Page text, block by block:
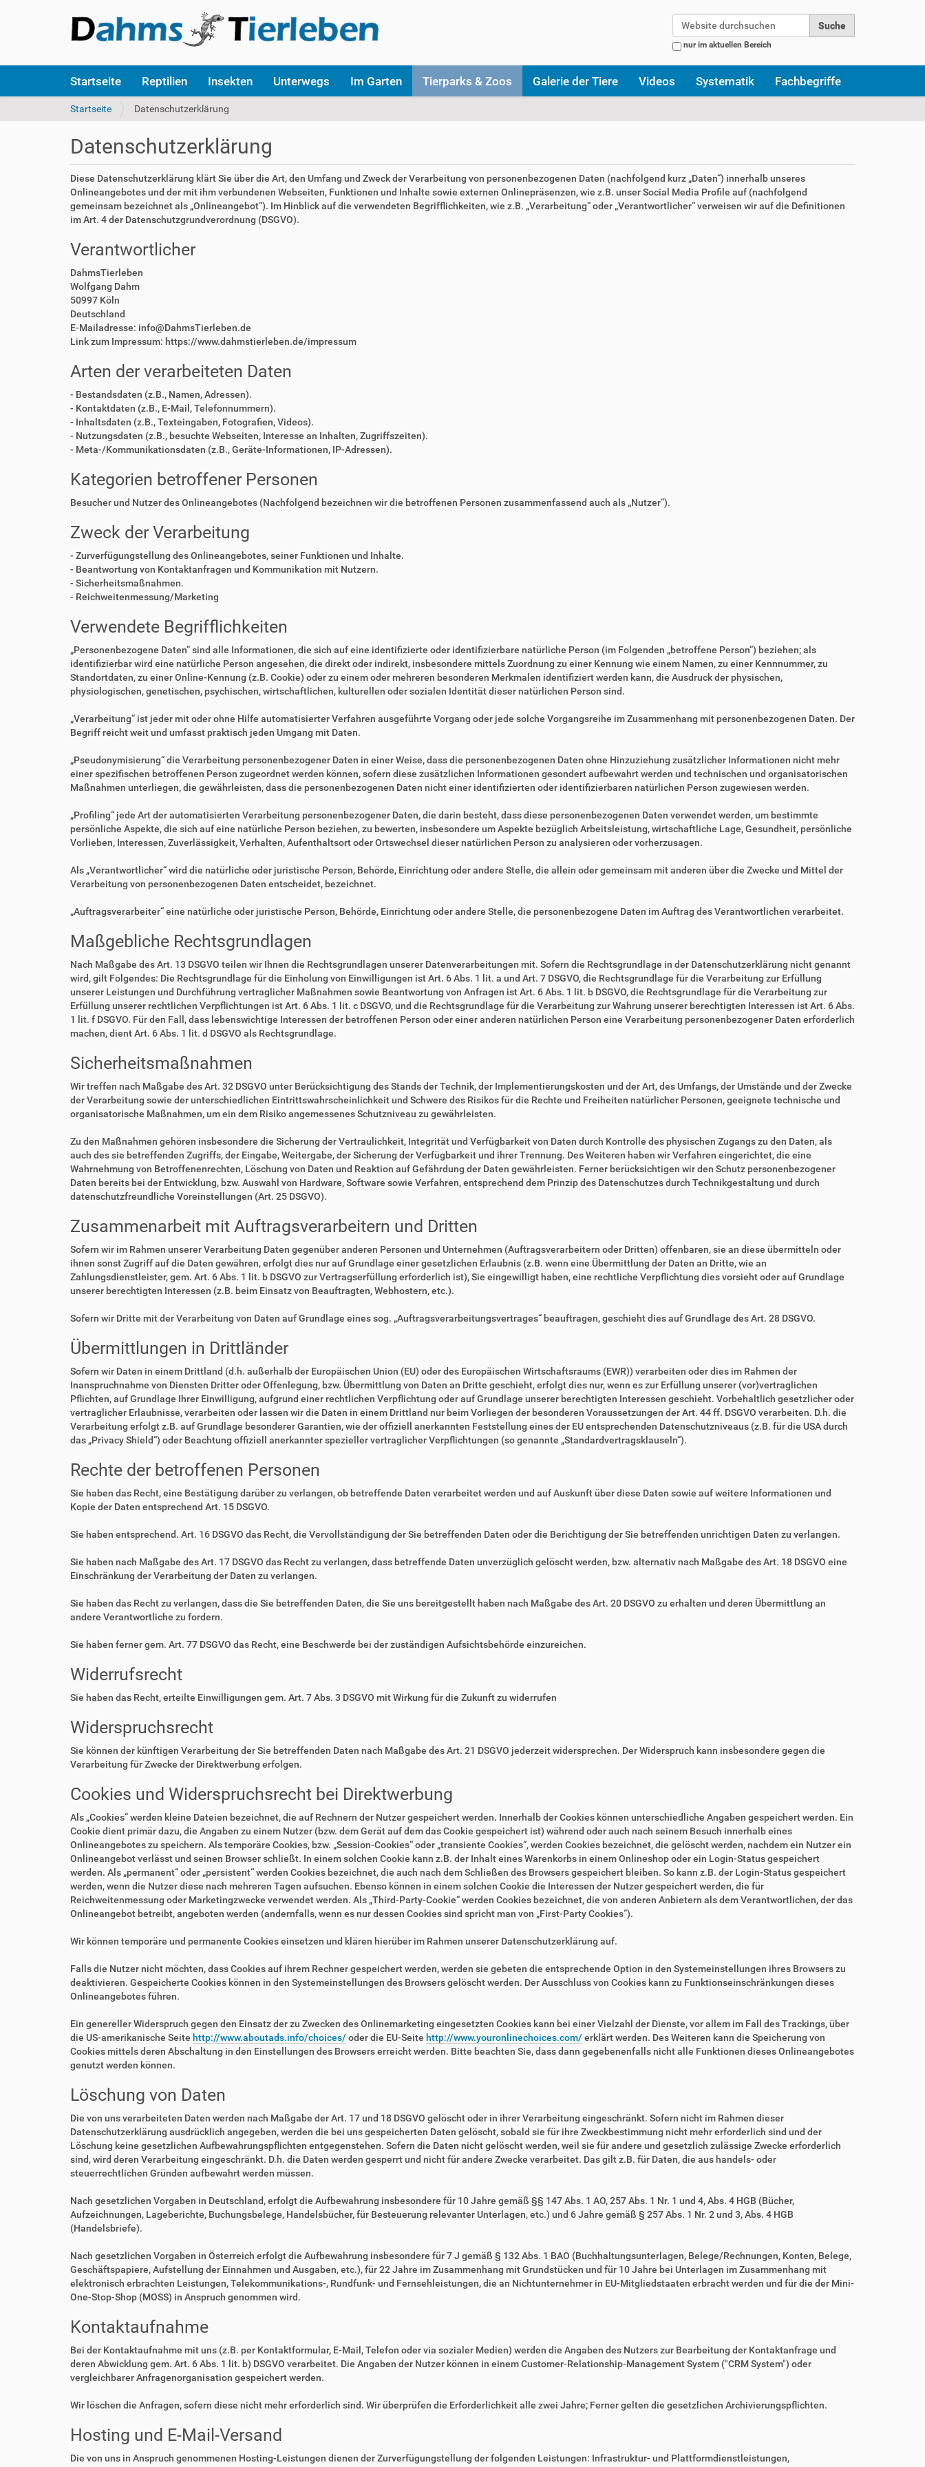
nur im aktuellen Bereich
k
Startseite Reptilien Insekten Unterwegs Im Garten Tierparks & Zoos Galerie der Tiere Videos Systematik Fachbegriffe
S
s
i
n
d
h
i
r
Startseite Datenschutzerklärung
Datenschutzerklärung
Diese Datenschutzerklärung klärt Sie über die Art, den Umfang und Zweck der Verarbeitung von personenbezogenen Daten (nachfolgend kurz „Daten“) innerhalb unseres
Onlineangebotes und der mit ihm verbundenen Webseiten, Funktionen und Inhalte sowie externen Onlinepräsenzen, wie z.B. unser Social Media Profile auf (nachfolgend
gemeinsam bezeichnet als „Onlineangebot“). Im Hinblick auf die verwendeten Begrifflichkeiten, wie z.B. „Verarbeitung“ oder „Verantwortlicher“ verweisen wir auf die Definitionen
im Art. 4 der Datenschutzgrundverordnung (DSGVO).
Verantwortlicher
DahmsTierleben
Wolfgang Dahm
50997 Köln
Deutschland
E-Mailadresse: info@DahmsTierleben.de
Link zum Impressum: https://www.dahmstierleben.de/impressum
Arten der verarbeiteten Daten
- Bestandsdaten (z.B., Namen, Adressen).
- Kontaktdaten (z.B., E-Mail, Telefonnummern).
- Inhaltsdaten (z.B., Texteingaben, Fotografien, Videos).
- Nutzungsdaten (z.B., besuchte Webseiten, Interesse an Inhalten, Zugriffszeiten).
- Meta-/Kommunikationsdaten (z.B., Geräte-Informationen, IP-Adressen).
Kategorien betroffener Personen
Besucher und Nutzer des Onlineangebotes (Nachfolgend bezeichnen wir die betroffenen Personen zusammenfassend auch als „Nutzer“).
Zweck der Verarbeitung
- Zurverfügungstellung des Onlineangebotes, seiner Funktionen und Inhalte.
- Beantwortung von Kontaktanfragen und Kommunikation mit Nutzern.
- Sicherheitsmaßnahmen.
- Reichweitenmessung/Marketing
Verwendete Begrifflichkeiten
„Personenbezogene Daten“ sind alle Informationen, die sich auf eine identifizierte oder identifizierbare natürliche Person (im Folgenden „betroffene Person“) beziehen; als
identifizierbar wird eine natürliche Person angesehen, die direkt oder indirekt, insbesondere mittels Zuordnung zu einer Kennung wie einem Namen, zu einer Kennnummer, zu
Standortdaten, zu einer Online-Kennung (z.B. Cookie) oder zu einem oder mehreren besonderen Merkmalen identifiziert werden kann, die Ausdruck der physischen,
physiologischen, genetischen, psychischen, wirtschaftlichen, kulturellen oder sozialen Identität dieser natürlichen Person sind.
„Verarbeitung“ ist jeder mit oder ohne Hilfe automatisierter Verfahren ausgeführte Vorgang oder jede solche Vorgangsreihe im Zusammenhang mit personenbezogenen Daten. Der
Begriff reicht weit und umfasst praktisch jeden Umgang mit Daten.
„Pseudonymisierung“ die Verarbeitung personenbezogener Daten in einer Weise, dass die personenbezogenen Daten ohne Hinzuziehung zusätzlicher Informationen nicht mehr
einer spezifischen betroffenen Person zugeordnet werden können, sofern diese zusätzlichen Informationen gesondert aufbewahrt werden und technischen und organisatorischen
Maßnahmen unterliegen, die gewährleisten, dass die personenbezogenen Daten nicht einer identifizierten oder identifizierbaren natürlichen Person zugewiesen werden.
„Profiling“ jede Art der automatisierten Verarbeitung personenbezogener Daten, die darin besteht, dass diese personenbezogenen Daten verwendet werden, um bestimmte
persönliche Aspekte, die sich auf eine natürliche Person beziehen, zu bewerten, insbesondere um Aspekte bezüglich Arbeitsleistung, wirtschaftliche Lage, Gesundheit, persönliche
Vorlieben, Interessen, Zuverlässigkeit, Verhalten, Aufenthaltsort oder Ortswechsel dieser natürlichen Person zu analysieren oder vorherzusagen.
Als „Verantwortlicher“ wird die natürliche oder juristische Person, Behörde, Einrichtung oder andere Stelle, die allein oder gemeinsam mit anderen über die Zwecke und Mittel der
Verarbeitung von personenbezogenen Daten entscheidet, bezeichnet.
„Auftragsverarbeiter“ eine natürliche oder juristische Person, Behörde, Einrichtung oder andere Stelle, die personenbezogene Daten im Auftrag des Verantwortlichen verarbeitet.
Maßgebliche Rechtsgrundlagen
Nach Maßgabe des Art. 13 DSGVO teilen wir Ihnen die Rechtsgrundlagen unserer Datenverarbeitungen mit. Sofern die Rechtsgrundlage in der Datenschutzerklärung nicht genannt
wird, gilt Folgendes: Die Rechtsgrundlage für die Einholung von Einwilligungen ist Art. 6 Abs. 1 lit. a und Art. 7 DSGVO, die Rechtsgrundlage für die Verarbeitung zur Erfüllung
unserer Leistungen und Durchführung vertraglicher Maßnahmen sowie Beantwortung von Anfragen ist Art. 6 Abs. 1 lit. b DSGVO, die Rechtsgrundlage für die Verarbeitung zur
Erfüllung unserer rechtlichen Verpflichtungen ist Art. 6 Abs. 1 lit. c DSGVO, und die Rechtsgrundlage für die Verarbeitung zur Wahrung unserer berechtigten Interessen ist Art. 6 Abs.
1 lit. f DSGVO. Für den Fall, dass lebenswichtige Interessen der betroffenen Person oder einer anderen natürlichen Person eine Verarbeitung personenbezogener Daten erforderlich
machen, dient Art. 6 Abs. 1 lit. d DSGVO als Rechtsgrundlage.
Sicherheitsmaßnahmen
Wir treffen nach Maßgabe des Art. 32 DSGVO unter Berücksichtigung des Stands der Technik, der Implementierungskosten und der Art, des Umfangs, der Umstände und der Zwecke
der Verarbeitung sowie der unterschiedlichen Eintrittswahrscheinlichkeit und Schwere des Risikos für die Rechte und Freiheiten natürlicher Personen, geeignete technische und
organisatorische Maßnahmen, um ein dem Risiko angemessenes Schutzniveau zu gewährleisten.
Zu den Maßnahmen gehören insbesondere die Sicherung der Vertraulichkeit, Integrität und Verfügbarkeit von Daten durch Kontrolle des physischen Zugangs zu den Daten, als
auch des sie betreffenden Zugriffs, der Eingabe, Weitergabe, der Sicherung der Verfügbarkeit und ihrer Trennung. Des Weiteren haben wir Verfahren eingerichtet, die eine
Wahrnehmung von Betroffenenrechten, Löschung von Daten und Reaktion auf Gefährdung der Daten gewährleisten. Ferner berücksichtigen wir den Schutz personenbezogener
Daten bereits bei der Entwicklung, bzw. Auswahl von Hardware, Software sowie Verfahren, entsprechend dem Prinzip des Datenschutzes durch Technikgestaltung und durch
datenschutzfreundliche Voreinstellungen (Art. 25 DSGVO).
Zusammenarbeit mit Auftragsverarbeitern und Dritten
Sofern wir im Rahmen unserer Verarbeitung Daten gegenüber anderen Personen und Unternehmen (Auftragsverarbeitern oder Dritten) offenbaren, sie an diese übermitteln oder
ihnen sonst Zugriff auf die Daten gewähren, erfolgt dies nur auf Grundlage einer gesetzlichen Erlaubnis (z.B. wenn eine Übermittlung der Daten an Dritte, wie an
Zahlungsdienstleister, gem. Art. 6 Abs. 1 lit. b DSGVO zur Vertragserfüllung erforderlich ist), Sie eingewilligt haben, eine rechtliche Verpflichtung dies vorsieht oder auf Grundlage
unserer berechtigten Interessen (z.B. beim Einsatz von Beauftragten, Webhostern, etc.).
Sofern wir Dritte mit der Verarbeitung von Daten auf Grundlage eines sog. „Auftragsverarbeitungsvertrages“ beauftragen, geschieht dies auf Grundlage des Art. 28 DSGVO.
Übermittlungen in Drittländer
Sofern wir Daten in einem Drittland (d.h. außerhalb der Europäischen Union (EU) oder des Europäischen Wirtschaftsraums (EWR)) verarbeiten oder dies im Rahmen der
Inanspruchnahme von Diensten Dritter oder Offenlegung, bzw. Übermittlung von Daten an Dritte geschieht, erfolgt dies nur, wenn es zur Erfüllung unserer (vor)vertraglichen
Pflichten, auf Grundlage Ihrer Einwilligung, aufgrund einer rechtlichen Verpflichtung oder auf Grundlage unserer berechtigten Interessen geschieht. Vorbehaltlich gesetzlicher oder
vertraglicher Erlaubnisse, verarbeiten oder lassen wir die Daten in einem Drittland nur beim Vorliegen der besonderen Voraussetzungen der Art. 44 ff. DSGVO verarbeiten. D.h. die
Verarbeitung erfolgt z.B. auf Grundlage besonderer Garantien, wie der offiziell anerkannten Feststellung eines der EU entsprechenden Datenschutzniveaus (z.B. für die USA durch
das „Privacy Shield“) oder Beachtung offiziell anerkannter spezieller vertraglicher Verpflichtungen (so genannte „Standardvertragsklauseln“).
Rechte der betroffenen Personen
Sie haben das Recht, eine Bestätigung darüber zu verlangen, ob betreffende Daten verarbeitet werden und auf Auskunft über diese Daten sowie auf weitere Informationen und
Kopie der Daten entsprechend Art. 15 DSGVO.
Sie haben entsprechend. Art. 16 DSGVO das Recht, die Vervollständigung der Sie betreffenden Daten oder die Berichtigung der Sie betreffenden unrichtigen Daten zu verlangen.
Sie haben nach Maßgabe des Art. 17 DSGVO das Recht zu verlangen, dass betreffende Daten unverzüglich gelöscht werden, bzw. alternativ nach Maßgabe des Art. 18 DSGVO eine
Einschränkung der Verarbeitung der Daten zu verlangen.
Sie haben das Recht zu verlangen, dass die Sie betreffenden Daten, die Sie uns bereitgestellt haben nach Maßgabe des Art. 20 DSGVO zu erhalten und deren Übermittlung an
andere Verantwortliche zu fordern.
Sie haben ferner gem. Art. 77 DSGVO das Recht, eine Beschwerde bei der zuständigen Aufsichtsbehörde einzureichen.
Widerrufsrecht
Sie haben das Recht, erteilte Einwilligungen gem. Art. 7 Abs. 3 DSGVO mit Wirkung für die Zukunft zu widerrufen
Widerspruchsrecht
Sie können der künftigen Verarbeitung der Sie betreffenden Daten nach Maßgabe des Art. 21 DSGVO jederzeit widersprechen. Der Widerspruch kann insbesondere gegen die
Verarbeitung für Zwecke der Direktwerbung erfolgen.
Cookies und Widerspruchsrecht bei Direktwerbung
Als „Cookies“ werden kleine Dateien bezeichnet, die auf Rechnern der Nutzer gespeichert werden. Innerhalb der Cookies können unterschiedliche Angaben gespeichert werden. Ein
Cookie dient primär dazu, die Angaben zu einem Nutzer (bzw. dem Gerät auf dem das Cookie gespeichert ist) während oder auch nach seinem Besuch innerhalb eines
Onlineangebotes zu speichern. Als temporäre Cookies, bzw. „Session-Cookies“ oder „transiente Cookies“, werden Cookies bezeichnet, die gelöscht werden, nachdem ein Nutzer ein
Onlineangebot verlässt und seinen Browser schließt. In einem solchen Cookie kann z.B. der Inhalt eines Warenkorbs in einem Onlineshop oder ein Login-Status gespeichert
werden. Als „permanent“ oder „persistent“ werden Cookies bezeichnet, die auch nach dem Schließen des Browsers gespeichert bleiben. So kann z.B. der Login-Status gespeichert
werden, wenn die Nutzer diese nach mehreren Tagen aufsuchen. Ebenso können in einem solchen Cookie die Interessen der Nutzer gespeichert werden, die für
Reichweitenmessung oder Marketingzwecke verwendet werden. Als „Third-Party-Cookie“ werden Cookies bezeichnet, die von anderen Anbietern als dem Verantwortlichen, der das
Onlineangebot betreibt, angeboten werden (andernfalls, wenn es nur dessen Cookies sind spricht man von „First-Party Cookies“).
Wir können temporäre und permanente Cookies einsetzen und klären hierüber im Rahmen unserer Datenschutzerklärung auf.
Falls die Nutzer nicht möchten, dass Cookies auf ihrem Rechner gespeichert werden, werden sie gebeten die entsprechende Option in den Systemeinstellungen ihres Browsers zu
deaktivieren. Gespeicherte Cookies können in den Systemeinstellungen des Browsers gelöscht werden. Der Ausschluss von Cookies kann zu Funktionseinschränkungen dieses
Onlineangebotes führen.
Ein genereller Widerspruch gegen den Einsatz der zu Zwecken des Onlinemarketing eingesetzten Cookies kann bei einer Vielzahl der Dienste, vor allem im Fall des Trackings, über
die US-amerikanische Seite http://www.aboutads.info/choices/ oder die EU-Seite http://www.youronlinechoices.com/ erklärt werden. Des Weiteren kann die Speicherung von
Cookies mittels deren Abschaltung in den Einstellungen des Browsers erreicht werden. Bitte beachten Sie, dass dann gegebenenfalls nicht alle Funktionen dieses Onlineangebotes
genutzt werden können.
Löschung von Daten
Die von uns verarbeiteten Daten werden nach Maßgabe der Art. 17 und 18 DSGVO gelöscht oder in ihrer Verarbeitung eingeschränkt. Sofern nicht im Rahmen dieser
Datenschutzerklärung ausdrücklich angegeben, werden die bei uns gespeicherten Daten gelöscht, sobald sie für ihre Zweckbestimmung nicht mehr erforderlich sind und der
Löschung keine gesetzlichen Aufbewahrungspflichten entgegenstehen. Sofern die Daten nicht gelöscht werden, weil sie für andere und gesetzlich zulässige Zwecke erforderlich
sind, wird deren Verarbeitung eingeschränkt. D.h. die Daten werden gesperrt und nicht für andere Zwecke verarbeitet. Das gilt z.B. für Daten, die aus handels- oder
steuerrechtlichen Gründen aufbewahrt werden müssen.
Nach gesetzlichen Vorgaben in Deutschland, erfolgt die Aufbewahrung insbesondere für 10 Jahre gemäß §§ 147 Abs. 1 AO, 257 Abs. 1 Nr. 1 und 4, Abs. 4 HGB (Bücher,
Aufzeichnungen, Lageberichte, Buchungsbelege, Handelsbücher, für Besteuerung relevanter Unterlagen, etc.) und 6 Jahre gemäß § 257 Abs. 1 Nr. 2 und 3, Abs. 4 HGB
(Handelsbriefe).
Nach gesetzlichen Vorgaben in Österreich erfolgt die Aufbewahrung insbesondere für 7 J gemäß § 132 Abs. 1 BAO (Buchhaltungsunterlagen, Belege/Rechnungen, Konten, Belege,
Geschäftspapiere, Aufstellung der Einnahmen und Ausgaben, etc.), für 22 Jahre im Zusammenhang mit Grundstücken und für 10 Jahre bei Unterlagen im Zusammenhang mit
elektronisch erbrachten Leistungen, Telekommunikations-, Rundfunk- und Fernsehleistungen, die an Nichtunternehmer in EU-Mitgliedstaaten erbracht werden und für die der Mini-
One-Stop-Shop (MOSS) in Anspruch genommen wird.
Kontaktaufnahme
Bei der Kontaktaufnahme mit uns (z.B. per Kontaktformular, E-Mail, Telefon oder via sozialer Medien) werden die Angaben des Nutzers zur Bearbeitung der Kontaktanfrage und
deren Abwicklung gem. Art. 6 Abs. 1 lit. b) DSGVO verarbeitet. Die Angaben der Nutzer können in einem Customer-Relationship-Management System ("CRM System") oder
vergleichbarer Anfragenorganisation gespeichert werden.
Wir löschen die Anfragen, sofern diese nicht mehr erforderlich sind. Wir überprüfen die Erforderlichkeit alle zwei Jahre; Ferner gelten die gesetzlichen Archivierungspflichten.
Hosting und E-Mail-Versand
Die von uns in Anspruch genommenen Hosting-Leistungen dienen der Zurverfügungstellung der folgenden Leistungen: Infrastruktur- und Plattformdienstleistungen,